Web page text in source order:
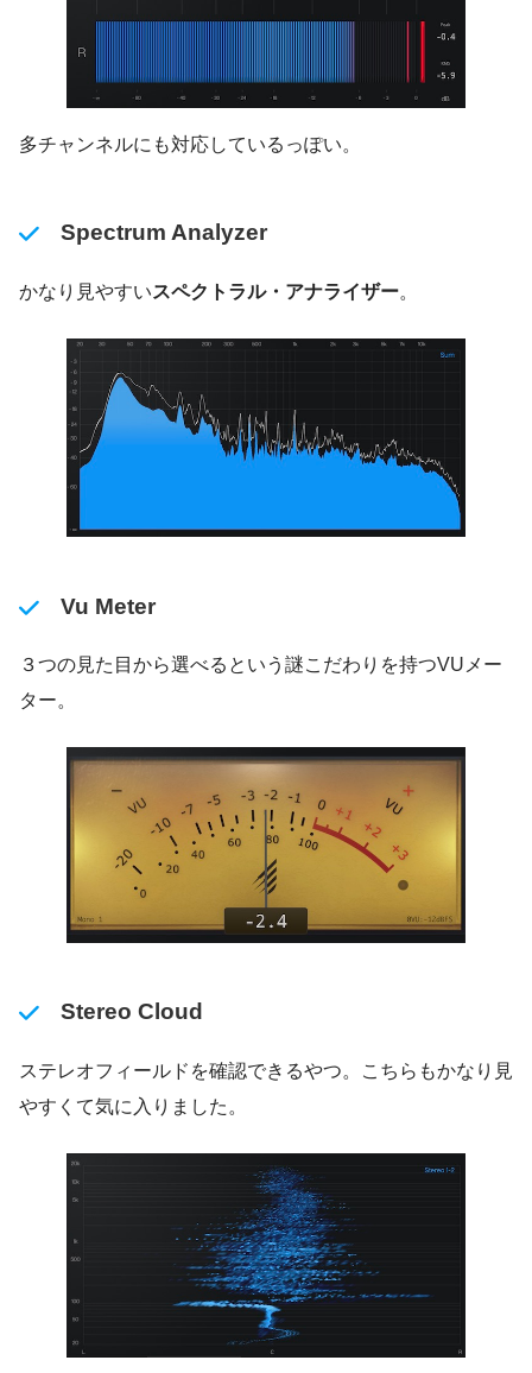
多チャンネルにも対応しているっぽい。
Spectrum Analyzer
かなり見やすいスペクトラル・アナライザー。
Vu Meter
３つの見た目から選べるという謎こだわりを持つVUメー
ター。
Stereo Cloud
ステレオフィールドを確認できるやつ。こちらもかなり見
やすくて気に入りました。